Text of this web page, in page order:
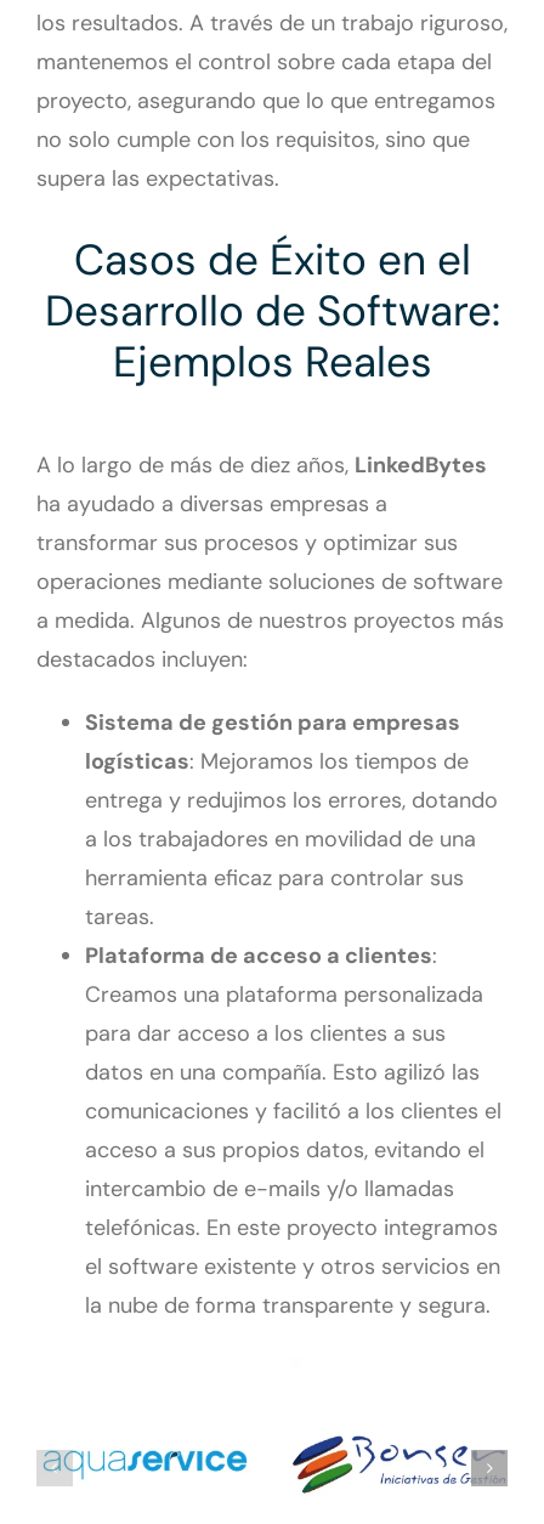
los resultados. A través de un trabajo riguroso,
mantenemos el control sobre cada etapa del
proyecto, asegurando que lo que entregamos
no solo cumple con los requisitos, sino que
supera las expectativas.
Casos de Éxito en el
Desarrollo de Software:
Ejemplos Reales
A lo largo de más de diez años, LinkedBytes
ha ayudado a diversas empresas a
transformar sus procesos y optimizar sus
operaciones mediante soluciones de software
a medida. Algunos de nuestros proyectos más
destacados incluyen:
Sistema de gestión para empresas
logísticas: Mejoramos los tiempos de
entrega y redujimos los errores, dotando
a los trabajadores en movilidad de una
herramienta eficaz para controlar sus
tareas.
Plataforma de acceso a clientes:
Creamos una plataforma personalizada
para dar acceso a los clientes a sus
datos en una compañía. Esto agilizó las
comunicaciones y facilitó a los clientes el
acceso a sus propios datos, evitando el
intercambio de e-mails y/o llamadas
telefónicas. En este proyecto integramos
el software existente y otros servicios en
la nube de forma transparente y segura.
de gestión
Logística
Bidafarma